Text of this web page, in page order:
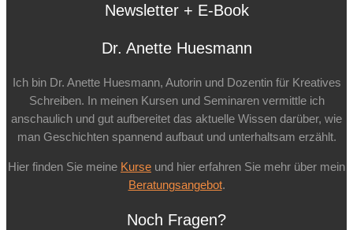
Newsletter + E-Book
Dr. Anette Huesmann
Ich bin Dr. Anette Huesmann, Autorin und Dozentin für Kreatives
Schreiben. In meinen Kursen und Seminaren vermittle ich
anschaulich und gut aufbereitet das aktuelle Wissen darüber, wie
man Geschichten spannend aufbaut und unterhaltsam erzählt.
Hier finden Sie meine Kurse und hier erfahren Sie mehr über mein
Beratungsangebot.
Noch Fragen?